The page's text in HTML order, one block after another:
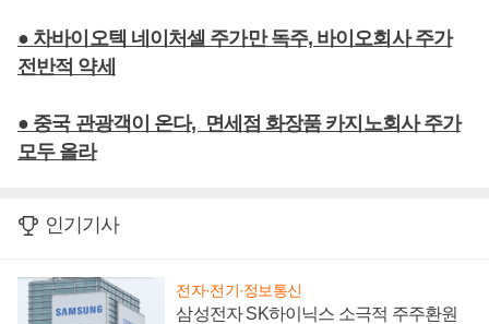
● 차바이오텍 네이처셀 주가만 독주, 바이오회사 주가
전반적 약세
● 중국 관광객이 온다, 면세점 화장품 카지노회사 주가
모두 올라
인기기사
전자·전기·정보통신
삼성전자 SK하이닉스 소극적 주주환원